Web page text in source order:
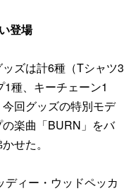
登場
ズは計6種（Tシャツ3
種、キーチェーン1
回グッズの特別モデ
楽曲「BURN」をバ
せた。
ィー・ウッドペッカ